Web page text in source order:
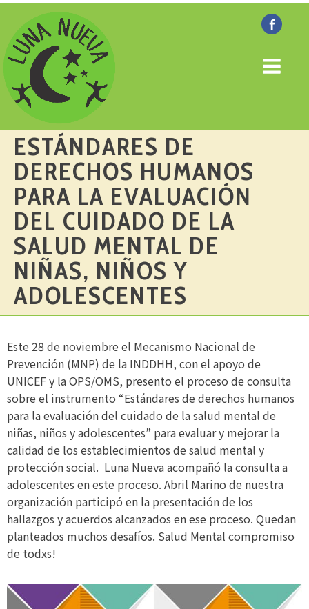
ESTÁNDARES DE
DERECHOS HUMANOS
PARA LA EVALUACIÓN
DEL CUIDADO DE LA
SALUD MENTAL DE
NIÑAS, NIÑOS Y
ADOLESCENTES
Este 28 de noviembre el Mecanismo Nacional de
Prevención (MNP) de la INDDHH, con el apoyo de
UNICEF y la OPS/OMS, presento el proceso de consulta
sobre el instrumento “Estándares de derechos humanos
para la evaluación del cuidado de la salud mental de
niñas, niños y adolescentes” para evaluar y mejorar la
calidad de los establecimientos de salud mental y
protección social. Luna Nueva acompañó la consulta a
adolescentes en este proceso. Abril Marino de nuestra
organización participó en la presentación de los
hallazgos y acuerdos alcanzados en ese proceso. Quedan
planteados muchos desafíos. Salud Mental compromiso
de todxs!